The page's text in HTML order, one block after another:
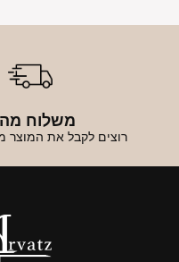
משלוח
רוצים לקבל את המוצר